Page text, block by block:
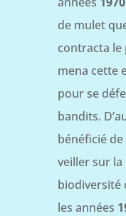
de mulet
contracta le
mena cette
pour se
bandits.
bénéficié
veiller sur la
biodiversité
les années